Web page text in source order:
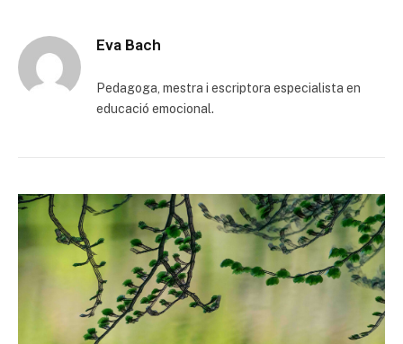
Eva Bach
Pedagoga, mestra i escriptora especialista en
educació emocional.